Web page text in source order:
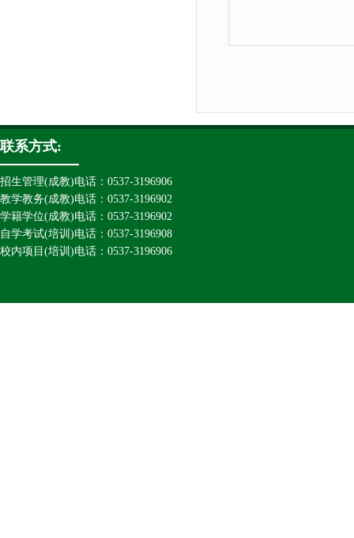
联系方式:
招生管理(成教)电话：0537-3196906
教学教务(成教)电话：0537-3196902
学籍学位(成教)电话：0537-3196902
自学考试(培训)电话：0537-3196908
校内项目(培训)电话：0537-3196906